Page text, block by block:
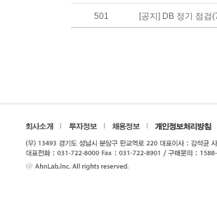
501 [공지] DB 정기 점